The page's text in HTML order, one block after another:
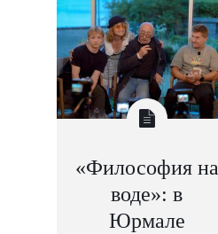
«Философия на
воде»: в
Юрмале